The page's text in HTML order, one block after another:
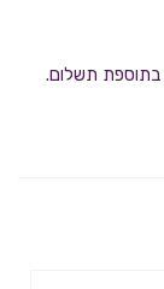
בתוספת תשלום.